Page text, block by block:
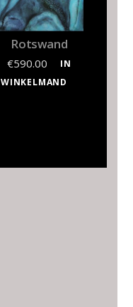
Rotswand
€590.00
IN
WINKELMAND